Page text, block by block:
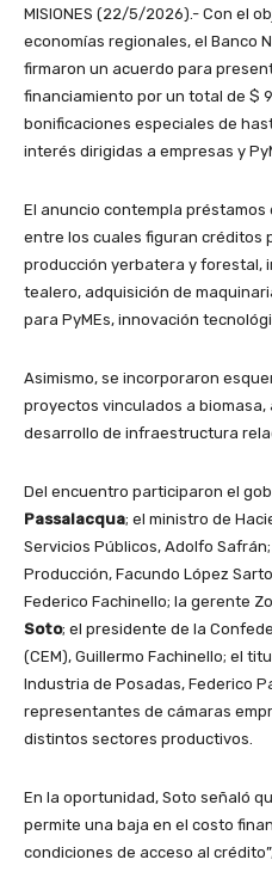
MISIONES (22/5/2026).- Con el
economías regionales, el Banco
firmaron un acuerdo para
financiamiento por un total de $
bonificaciones especiales de
interés dirigidas a empresas y
El anuncio contempla
entre los cuales figuran créditos
producción yerbatera y forestal,
tealero, adquisición de
para PyMEs, innovación
Asimismo, se incorporaron
proyectos vinculados a
desarrollo de infraestructura
Del encuentro participaron el
Passalacqua; el ministro de
Servicios Públicos, Adolfo
Producción, Facundo López
Federico Fachinello; la gerente
Soto; el presidente de la
(CEM), Guillermo Fachinello; el
Industria de Posadas, Federico
representantes de cámaras
distintos sectores productivos.
En la oportunidad, Soto señaló
permite una baja en el costo
condiciones de acceso al